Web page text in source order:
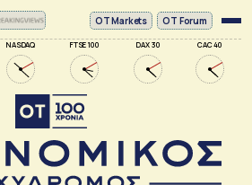
NASDAQ FTSE 100 DAX 30 CAC 40
ΟΤ Markets OT Forum